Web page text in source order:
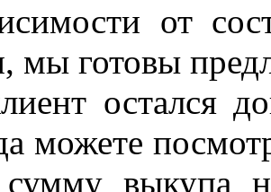
от
мы готовы
остался
можете
выкупа